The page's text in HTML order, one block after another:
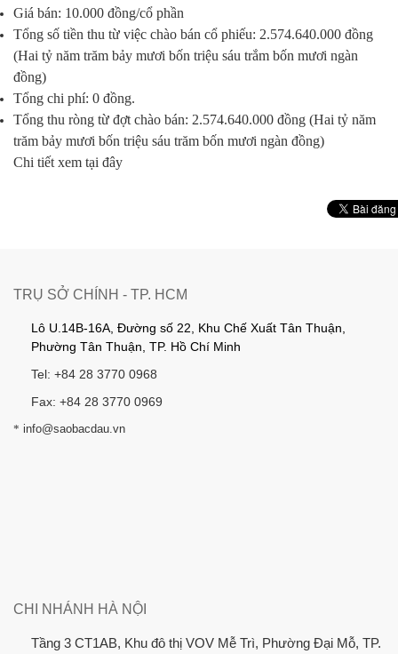
Giá bán: 10.000 đồng/cổ phần
Tổng số tiền thu từ việc chào bán cổ phiếu: 2.574.640.000 đồng
(Hai tỷ năm trăm bảy mươi bốn triệu sáu trắm bốn mươi ngàn
đồng)
Tổng chi phí: 0 đồng.
Tổng thu ròng từ đợt chào bán: 2.574.640.000 đồng (Hai tỷ năm
trăm bảy mươi bốn triệu sáu trăm bốn mươi ngàn đồng)
Chi tiết xem tại đây
TRỤ SỞ CHÍNH - TP. HCM
Lô U.14B-16A, Đường số 22, Khu Chế Xuất Tân Thuận,
Phường Tân Thuận, TP. Hồ Chí Minh
Tel: +84 28 3770 0968
Fax: +84 28 3770 0969
* info@saobacdau.vn
CHI NHÁNH HÀ NỘI
Tầng 3 CT1AB, Khu đô thị VOV Mễ Trì, Phường Đại Mỗ, TP.